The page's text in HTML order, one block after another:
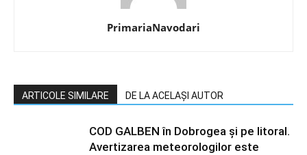
PrimariaNavodari
ARTICOLE SIMILARE DE LA ACELAȘI AUTOR
COD GALBEN în Dobrogea și pe litoral.
Avertizarea meteorologilor este